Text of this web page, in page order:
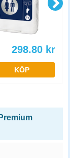
298.80 kr
KÖP